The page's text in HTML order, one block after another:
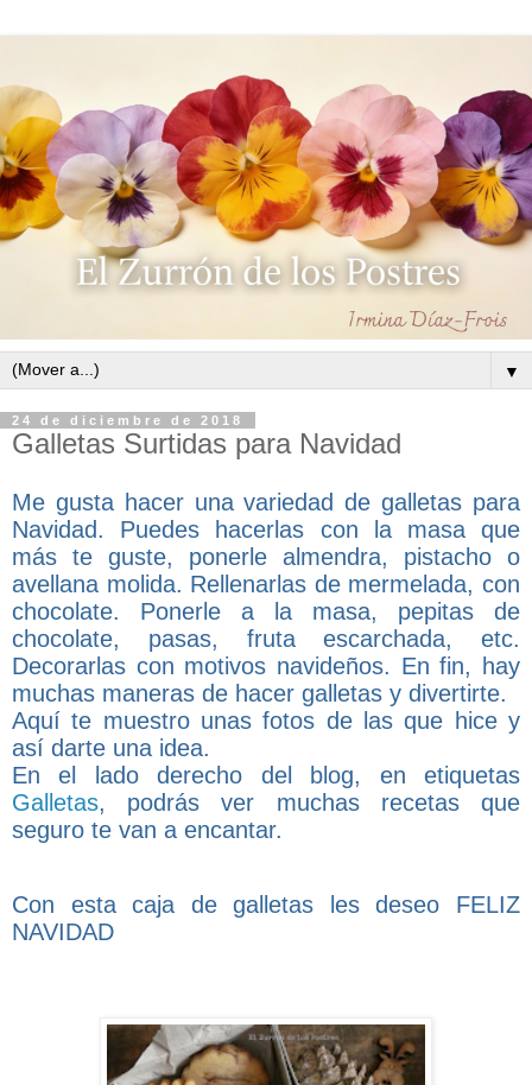
▼
24 de diciembre de 2018
Galletas Surtidas para Navidad
Me gusta hacer una variedad de galletas para
Navidad. Puedes hacerlas con la masa que
más te guste, ponerle almendra, pistacho o
avellana molida. Rellenarlas de mermelada, con
chocolate. Ponerle a la masa, pepitas de
chocolate, pasas, fruta escarchada, etc.
Decorarlas con motivos navideños. En fin, hay
muchas maneras de hacer galletas y divertirte.
Aquí te muestro unas fotos de las que hice y
así darte una idea.
En el lado derecho del blog, en etiquetas
Galletas, podrás ver muchas recetas que
seguro te van a encantar.
Con esta caja de galletas les deseo FELIZ
NAVIDAD